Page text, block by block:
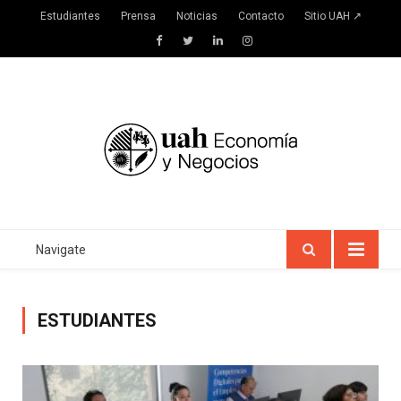
Estudiantes Prensa Noticias Contacto Sitio UAH ↗
FacebookTwitterLinkedInInstagram
Navigate
ESTUDIANTES